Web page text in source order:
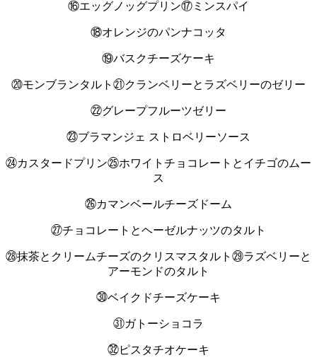
⑯エッグノッグプリン⑰ミンスパイ
⑱オレンジのパンナコッタ
⑲バスクチーズケーキ
⑳モンブランタルト ㉑クランベリーとラズベリーのゼリー
㉒グレープフルーツゼリー
㉓ブラマンジェ ストロベリーソース
㉔カスタードプリン㉕ホワイトチョコレートとイチゴのムー
ス
㉖カマンベールチーズドーム
㉗チョコレートとヘーゼルナッツのタルト
㉘抹茶とクリームチーズのクリスマスタルト ㉙ラズベリーと
アーモンドのタルト
㉚ベイクドチーズケーキ
㉛ガトーショコラ
㉜ピスタチオケーキ